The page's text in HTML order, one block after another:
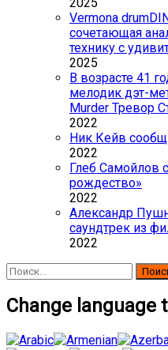
Vermona
сочетающая
технику с
2025
В возрасте 41
мелодик дэт-
Murder Тревор
2022
Ник Кейв
2022
Глеб Самойлов
рождество»
2022
Александр
саундтрек из
2022
Найти:
Change language